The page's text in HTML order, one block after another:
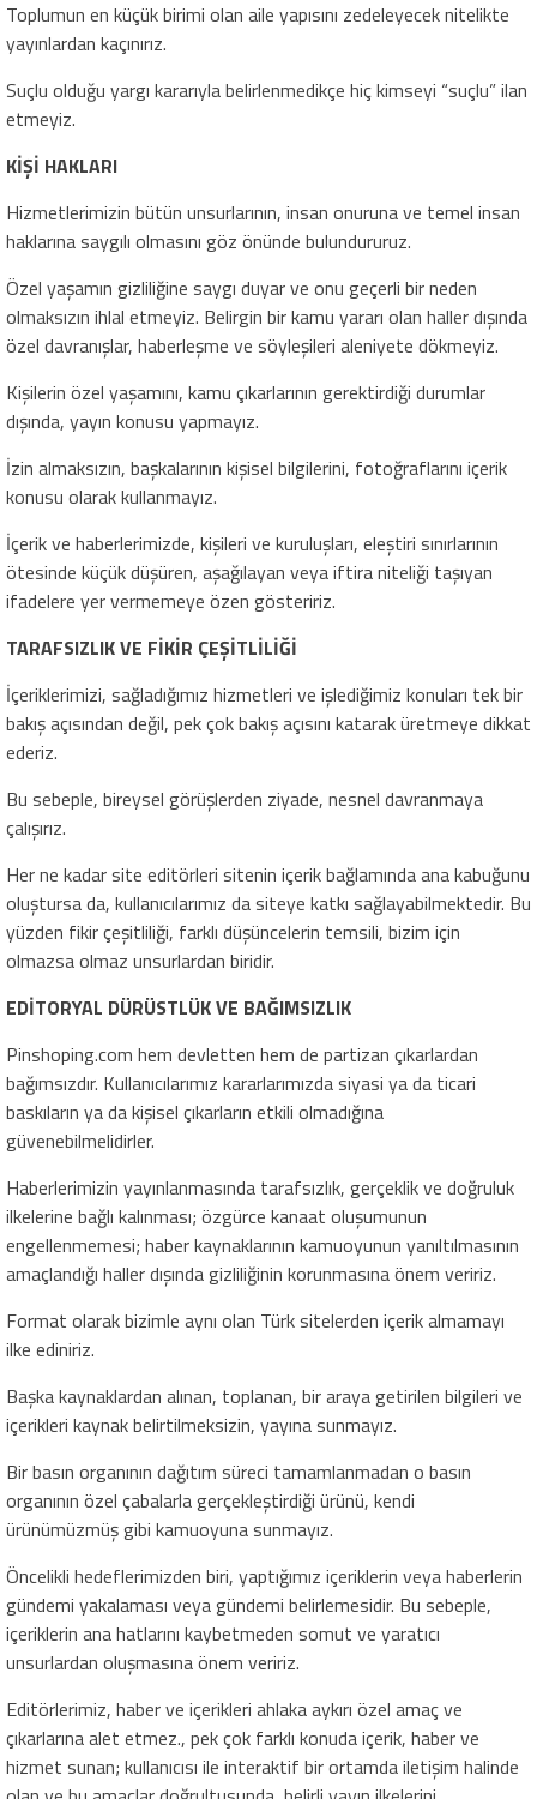
Toplumun en küçük birimi olan aile yapısını zedeleyecek nitelikte
yayınlardan kaçınırız.
Suçlu olduğu yargı kararıyla belirlenmedikçe hiç kimseyi “suçlu” ilan
etmeyiz.
KİŞİ HAKLARI
Hizmetlerimizin bütün unsurlarının, insan onuruna ve temel insan
haklarına saygılı olmasını göz önünde bulundururuz.
Özel yaşamın gizliliğine saygı duyar ve onu geçerli bir neden
olmaksızın ihlal etmeyiz. Belirgin bir kamu yararı olan haller dışında
özel davranışlar, haberleşme ve söyleşileri aleniyete dökmeyiz.
Kişilerin özel yaşamını, kamu çıkarlarının gerektirdiği durumlar
dışında, yayın konusu yapmayız.
İzin almaksızın, başkalarının kişisel bilgilerini, fotoğraflarını içerik
konusu olarak kullanmayız.
İçerik ve haberlerimizde, kişileri ve kuruluşları, eleştiri sınırlarının
ötesinde küçük düşüren, aşağılayan veya iftira niteliği taşıyan
ifadelere yer vermemeye özen gösteririz.
TARAFSIZLIK VE FİKİR ÇEŞİTLİLİĞİ
İçeriklerimizi, sağladığımız hizmetleri ve işlediğimiz konuları tek bir
bakış açısından değil, pek çok bakış açısını katarak üretmeye dikkat
ederiz.
Bu sebeple, bireysel görüşlerden ziyade, nesnel davranmaya
çalışırız.
Her ne kadar site editörleri sitenin içerik bağlamında ana kabuğunu
oluştursa da, kullanıcılarımız da siteye katkı sağlayabilmektedir. Bu
yüzden fikir çeşitliliği, farklı düşüncelerin temsili, bizim için
olmazsa olmaz unsurlardan biridir.
EDİTORYAL DÜRÜSTLÜK VE BAĞIMSIZLIK
Pinshoping.com hem devletten hem de partizan çıkarlardan
bağımsızdır. Kullanıcılarımız kararlarımızda siyasi ya da ticari
baskıların ya da kişisel çıkarların etkili olmadığına
güvenebilmelidirler.
Haberlerimizin yayınlanmasında tarafsızlık, gerçeklik ve doğruluk
ilkelerine bağlı kalınması; özgürce kanaat oluşumunun
engellenmemesi; haber kaynaklarının kamuoyunun yanıltılmasının
amaçlandığı haller dışında gizliliğinin korunmasına önem veririz.
Format olarak bizimle aynı olan Türk sitelerden içerik almamayı
ilke ediniriz.
Başka kaynaklardan alınan, toplanan, bir araya getirilen bilgileri ve
içerikleri kaynak belirtilmeksizin, yayına sunmayız.
Bir basın organının dağıtım süreci tamamlanmadan o basın
organının özel çabalarla gerçekleştirdiği ürünü, kendi
ürünümüzmüş gibi kamuoyuna sunmayız.
Öncelikli hedeflerimizden biri, yaptığımız içeriklerin veya haberlerin
gündemi yakalaması veya gündemi belirlemesidir. Bu sebeple,
içeriklerin ana hatlarını kaybetmeden somut ve yaratıcı
unsurlardan oluşmasına önem veririz.
Editörlerimiz, haber ve içerikleri ahlaka aykırı özel amaç ve
çıkarlarına alet etmez., pek çok farklı konuda içerik, haber ve
hizmet sunan; kullanıcısı ile interaktif bir ortamda iletişim halinde